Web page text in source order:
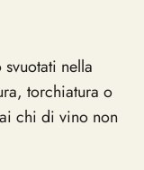
nella
torchiatura o
chi di vino non